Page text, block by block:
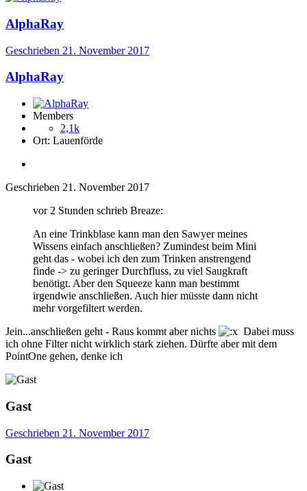
AlphaRay
Geschrieben 21. November 2017
AlphaRay
Members
2,1k
Ort: Lauenförde
Geschrieben 21. November 2017
vor 2 Stunden schrieb Breaze:
An eine Trinkblase kann man den Sawyer meines
Wissens einfach anschließen? Zumindest beim Mini
geht das - wobei ich den zum Trinken anstrengend
finde -> zu geringer Durchfluss, zu viel Saugkraft
benötigt. Aber den Squeeze kann man bestimmt
irgendwie anschließen. Auch hier müsste dann nicht
mehr vorgefiltert werden.
Jein...anschließen geht - Raus kommt aber nichts
Dabei muss
ich ohne Filter nicht wirklich stark ziehen. Dürfte aber mit dem
PointOne gehen, denke ich
Gast
Geschrieben 21. November 2017
Gast